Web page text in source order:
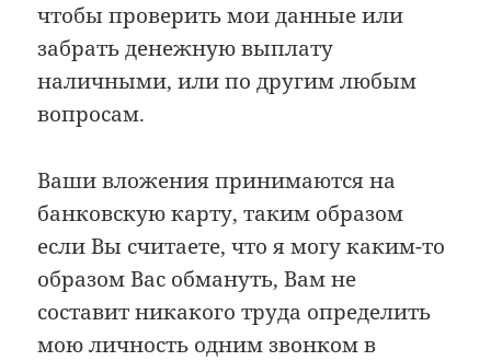
чтобы проверить мои данные или
забрать денежную выплату
наличными, или по другим любым
вопросам.
Ваши вложения принимаются на
банковскую карту, таким образом
если Вы считаете, что я могу каким-то
образом Вас обмануть, Вам не
составит никакого труда определить
мою личность одним звонком в